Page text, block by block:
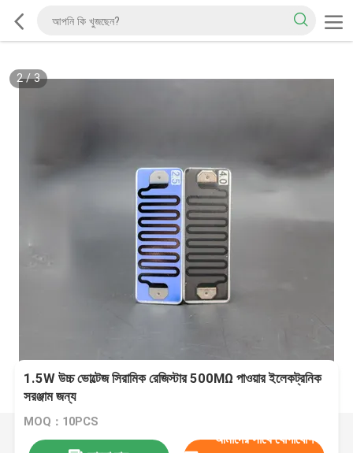
2/3
1.5W উচ্চ ভোল্টেজ সিরামিক রেজিস্টার 500MΩ পাওয়ার ইলেকট্রনিক
সরঞ্জাম জন্য
MOQ：10PCS
আমাদের সাথে যোগাযোগ